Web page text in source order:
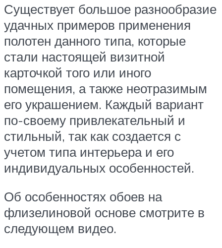
Существует большое разнообразие
удачных примеров применения
полотен данного типа, которые
стали настоящей визитной
карточкой того или иного
помещения, а также неотразимым
его украшением. Каждый вариант
по-своему привлекательный и
стильный, так как создается с
учетом типа интерьера и его
индивидуальных особенностей.
Об особенностях обоев на
флизелиновой основе смотрите в
следующем видео.